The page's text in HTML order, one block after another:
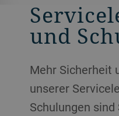
und
Mehr Sicherheit
unserer
Schulungen